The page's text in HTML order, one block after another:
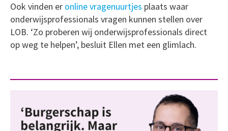
Ook vinden er online vragenuurtjes plaats waar
onderwijsprofessionals vragen kunnen stellen over
LOB. ‘Zo proberen wij onderwijsprofessionals direct
op weg te helpen’, besluit Ellen met een glimlach.